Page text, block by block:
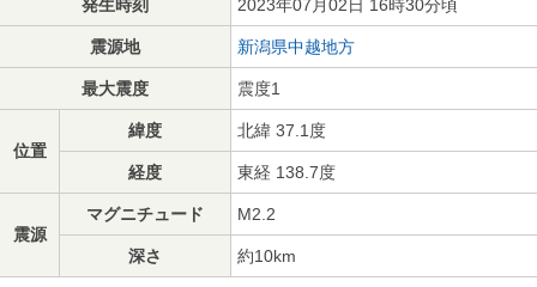
発生時刻 2023年07月02日 16時30分頃
震源地 新潟県中越地方
最大震度 震度1
位置
緯度 北緯 37.1度
経度 東経 138.7度
震源
マグニチュード M2.2
深さ 約10km